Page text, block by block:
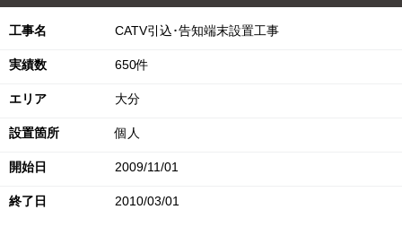
工事名 CATV引込･告知端末設置工事
実績数 650件
エリア 大分
設置箇所 個人
開始日 2009/11/01
終了日 2010/03/01